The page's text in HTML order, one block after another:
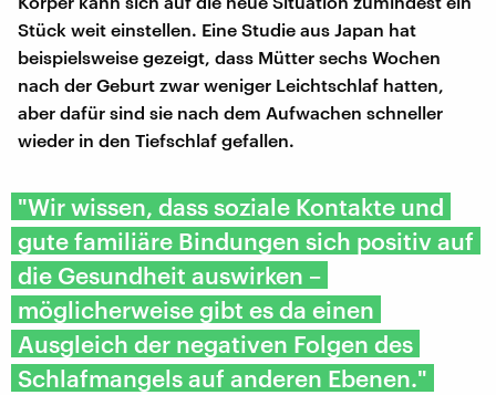
Stück weit einstellen. Eine Studie aus Japan hat
beispielsweise gezeigt, dass Mütter sechs Wochen
nach der Geburt zwar weniger Leichtschlaf hatten,
aber dafür sind sie nach dem Aufwachen schneller
wieder in den Tiefschlaf gefallen.
"Wir wissen, dass soziale Kontakte und
gute familiäre Bindungen sich positiv auf
die Gesundheit auswirken –
möglicherweise gibt es da einen
Ausgleich der negativen Folgen des
Schlafmangels auf anderen Ebenen."